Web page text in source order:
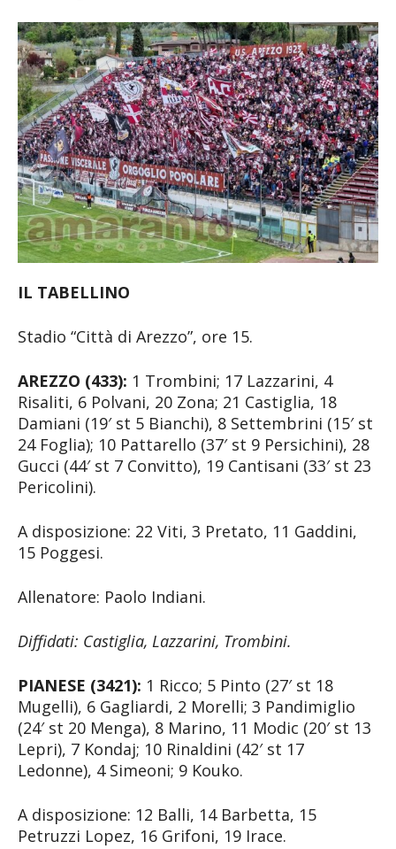
IL TABELLINO
Stadio “Città di Arezzo”, ore 15.
AREZZO (433): 1 Trombini; 17 Lazzarini, 4
Risaliti, 6 Polvani, 20 Zona; 21 Castiglia, 18
Damiani (19′ st 5 Bianchi), 8 Settembrini (15′ st
24 Foglia); 10 Pattarello (37′ st 9 Persichini), 28
Gucci (44′ st 7 Convitto), 19 Cantisani (33′ st 23
Pericolini).
A disposizione: 22 Viti, 3 Pretato, 11 Gaddini,
15 Poggesi.
Allenatore: Paolo Indiani.
Diffidati: Castiglia, Lazzarini, Trombini.
PIANESE (3421): 1 Ricco; 5 Pinto (27′ st 18
Mugelli), 6 Gagliardi, 2 Morelli; 3 Pandimiglio
(24′ st 20 Menga), 8 Marino, 11 Modic (20′ st 13
Lepri), 7 Kondaj; 10 Rinaldini (42′ st 17
Ledonne), 4 Simeoni; 9 Kouko.
A disposizione: 12 Balli, 14 Barbetta, 15
Petruzzi Lopez, 16 Grifoni, 19 Irace.